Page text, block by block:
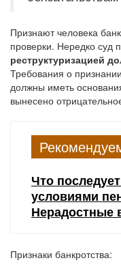
Признают человека
проверки. Нередко суд
реструктуризацией
Требования о
должны иметь
вынесено
Что
условиями
Нерадостные
Признаки банкротства: